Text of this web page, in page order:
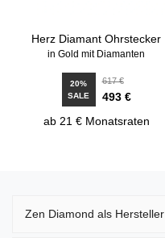
Herz Diamant Ohrstecker
in Gold mit Diamanten
20%
SALE
617 €
493 €
ab 21 € Monatsraten
Zen Diamond als Hersteller